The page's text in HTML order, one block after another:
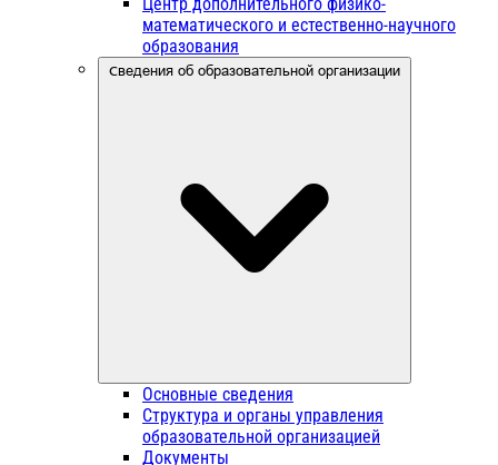
Центр дополнительного физико-
математического и естественно-научного
образования
Сведения об образовательной организации
Основные сведения
Структура и органы управления
образовательной организацией
Документы